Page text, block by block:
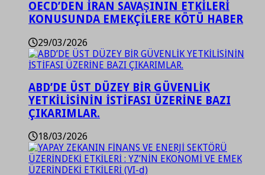
OECD’DEN İRAN SAVAŞININ ETKİLERİ
KONUSUNDA EMEKÇİLERE KÖTÜ HABER
29/03/2026
ABD’DE ÜST DÜZEY BİR GÜVENLİK
YETKİLİSİNİN İSTİFASI ÜZERİNE BAZI
ÇIKARIMLAR.
18/03/2026